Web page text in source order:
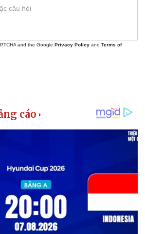
Thị trường
and the Google Privacy Policy and Terms of